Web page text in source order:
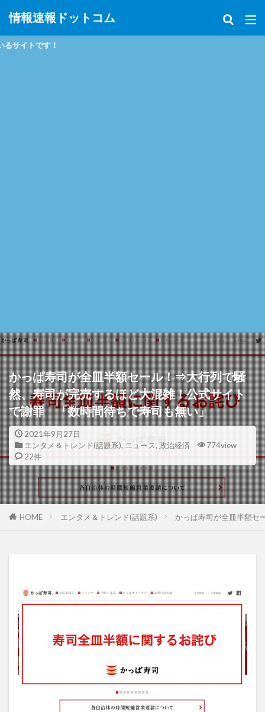
情報速報ドットコム
かっぱ寿司が全皿半額セール！⇒大行列で騒
然、寿司が完売するほど大混雑！公式サイト
で謝罪 「数時間待ちで寿司も無い」
2021年9月27日
エンタメ＆トレンド(話題系), ニュース, 政治経済
774view
22件
HOME エンタメ＆トレンド(話題系) かっぱ寿司が全皿半額セ